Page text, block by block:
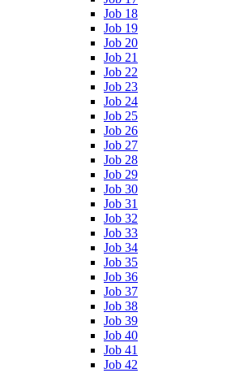
Job 18
Job 19
Job 20
Job 21
Job 22
Job 23
Job 24
Job 25
Job 26
Job 27
Job 28
Job 29
Job 30
Job 31
Job 32
Job 33
Job 34
Job 35
Job 36
Job 37
Job 38
Job 39
Job 40
Job 41
Job 42